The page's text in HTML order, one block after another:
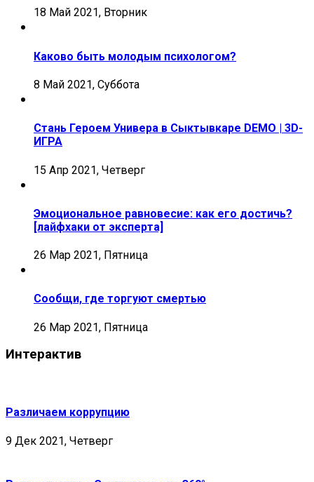
18 Май 2021, Вторник
Каково быть молодым психологом?
8 Май 2021, Суббота
Стань Героем Универа в Сыктывкаре DEMO | 3D-
ИГРА
15 Апр 2021, Четверг
Эмоциональное равновесие: как его достичь?
[лайфхаки от эксперта]
26 Мар 2021, Пятница
Сообщи, где торгуют смертью
26 Мар 2021, Пятница
Интерактив
Различаем коррупцию
9 Дек 2021, Четверг